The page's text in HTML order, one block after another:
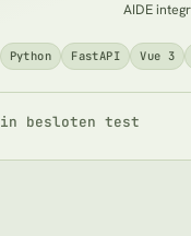
AIDE
Python FastAPI Vue 3
in besloten test